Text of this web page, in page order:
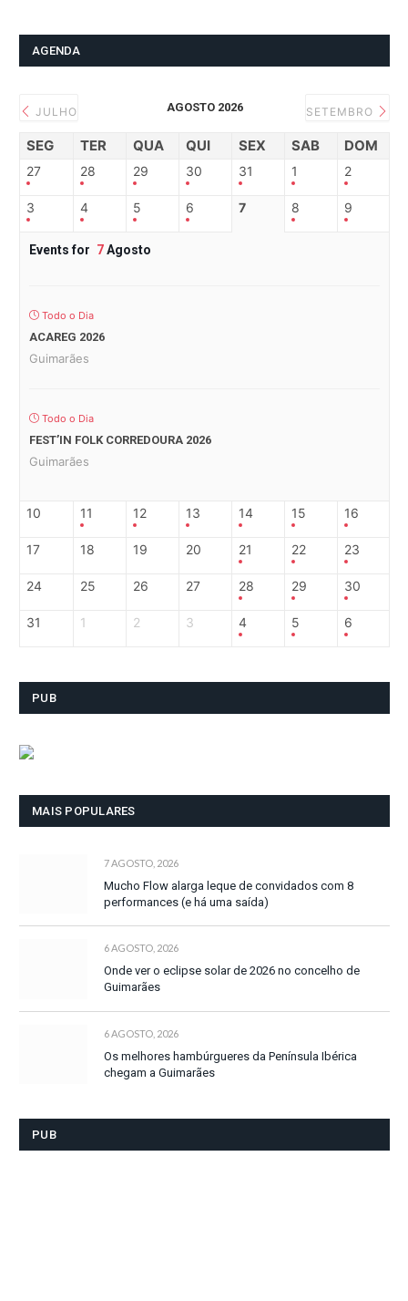
AGENDA
JULHO AGOSTO 2026 SETEMBRO
SEG TER QUA QUI SEX SAB DOM
27 28 29 30 31 1 2
3 4 5 6 7 8 9
Events for 7Agosto
Todo o Dia
ACAREG 2026
Guimarães
Todo o Dia
FEST’IN FOLK CORREDOURA 2026
Guimarães
10 11 12 13 14 15 16
17 18 19 20 21 22 23
24 25 26 27 28 29 30
31 1 2 3 4 5 6
PUB
MAIS POPULARES
7 AGOSTO, 2026
Mucho Flow alarga leque de convidados com 8
performances (e há uma saída)
6 AGOSTO, 2026
Onde ver o eclipse solar de 2026 no concelho de
Guimarães
6 AGOSTO, 2026
Os melhores hambúrgueres da Península Ibérica
chegam a Guimarães
PUB